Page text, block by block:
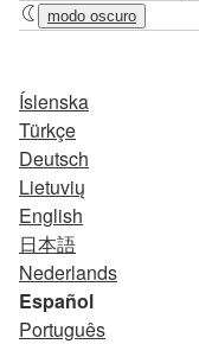
modo oscuro
Íslenska
Türkçe
Deutsch
Lietuvių
English
日本語
Nederlands
Español
Português